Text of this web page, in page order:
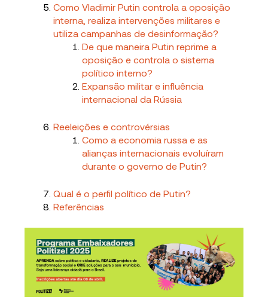
Como Vladimir Putin controla a oposição
interna, realiza intervenções militares e
utiliza campanhas de desinformação?
De que maneira Putin reprime a
oposição e controla o sistema
político interno?
Expansão militar e influência
internacional da Rússia
Reeleições e controvérsias
Como a economia russa e as
alianças internacionais evoluíram
durante o governo de Putin?
Qual é o perfil político de Putin?
Referências